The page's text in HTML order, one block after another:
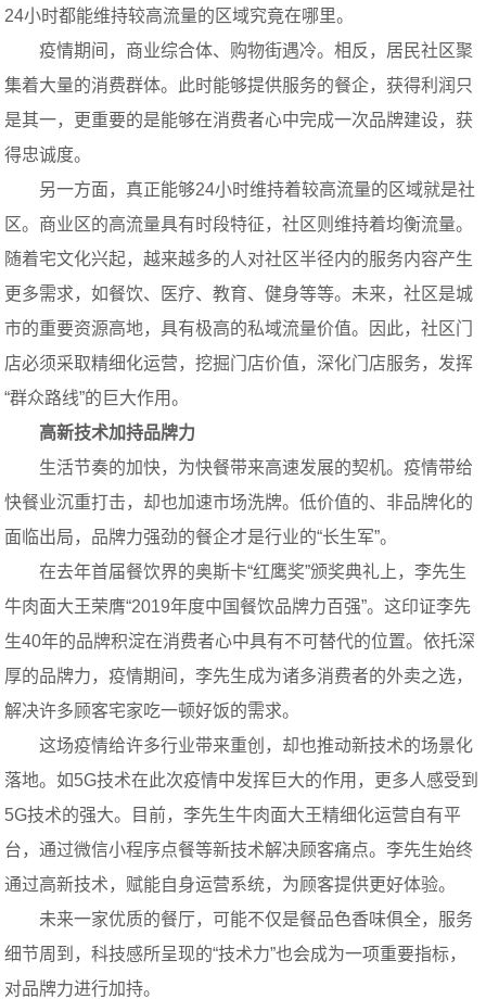
24小时都能维持较高流量的区域究竟在哪里。
疫情期间，商业综合体、购物街遇冷。相反，居民社区聚
集着大量的消费群体。此时能够提供服务的餐企，获得利润只
是其一，更重要的是能够在消费者心中完成一次品牌建设，获
得忠诚度。
另一方面，真正能够24小时维持着较高流量的区域就是社
区。商业区的高流量具有时段特征，社区则维持着均衡流量。
随着宅文化兴起，越来越多的人对社区半径内的服务内容产生
更多需求，如餐饮、医疗、教育、健身等等。未来，社区是城
市的重要资源高地，具有极高的私域流量价值。因此，社区门
店必须采取精细化运营，挖掘门店价值，深化门店服务，发挥
“群众路线”的巨大作用。
高新技术加持品牌力
生活节奏的加快，为快餐带来高速发展的契机。疫情带给
快餐业沉重打击，却也加速市场洗牌。低价值的、非品牌化的
面临出局，品牌力强劲的餐企才是行业的“长生军”。
在去年首届餐饮界的奥斯卡“红鹰奖”颁奖典礼上，李先生
牛肉面大王荣膺“2019年度中国餐饮品牌力百强”。这印证李先
生40年的品牌积淀在消费者心中具有不可替代的位置。依托深
厚的品牌力，疫情期间，李先生成为诸多消费者的外卖之选，
解决许多顾客宅家吃一顿好饭的需求。
这场疫情给许多行业带来重创，却也推动新技术的场景化
落地。如5G技术在此次疫情中发挥巨大的作用，更多人感受到
5G技术的强大。目前，李先生牛肉面大王精细化运营自有平
台，通过微信小程序点餐等新技术解决顾客痛点。李先生始终
通过高新技术，赋能自身运营系统，为顾客提供更好体验。
未来一家优质的餐厅，可能不仅是餐品色香味俱全，服务
细节周到，科技感所呈现的“技术力”也会成为一项重要指标，
对品牌力进行加持。